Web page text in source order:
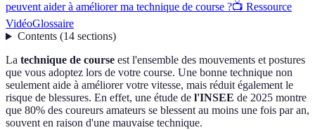
peuvent aider à améliorer ma technique de course ?📺 Ressource
VidéoGlossaire
Contents(14 sections)
La technique de course est l'ensemble des mouvements et postures
que vous adoptez lors de votre course. Une bonne technique non
seulement aide à améliorer votre vitesse, mais réduit également le
risque de blessures. En effet, une étude de l'INSEE de 2025 montre
que 80% des coureurs amateurs se blessent au moins une fois par an,
souvent en raison d'une mauvaise technique.